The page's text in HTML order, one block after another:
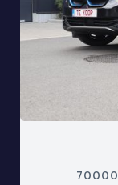
70000